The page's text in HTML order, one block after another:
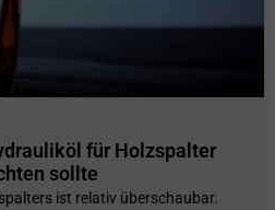
für Holzspalter
sollte
ist relativ überschaubar.